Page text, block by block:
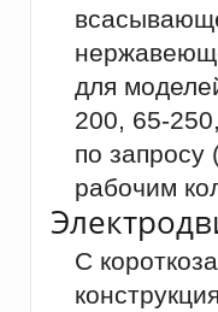
для
200, 65-
по
рабочим
С